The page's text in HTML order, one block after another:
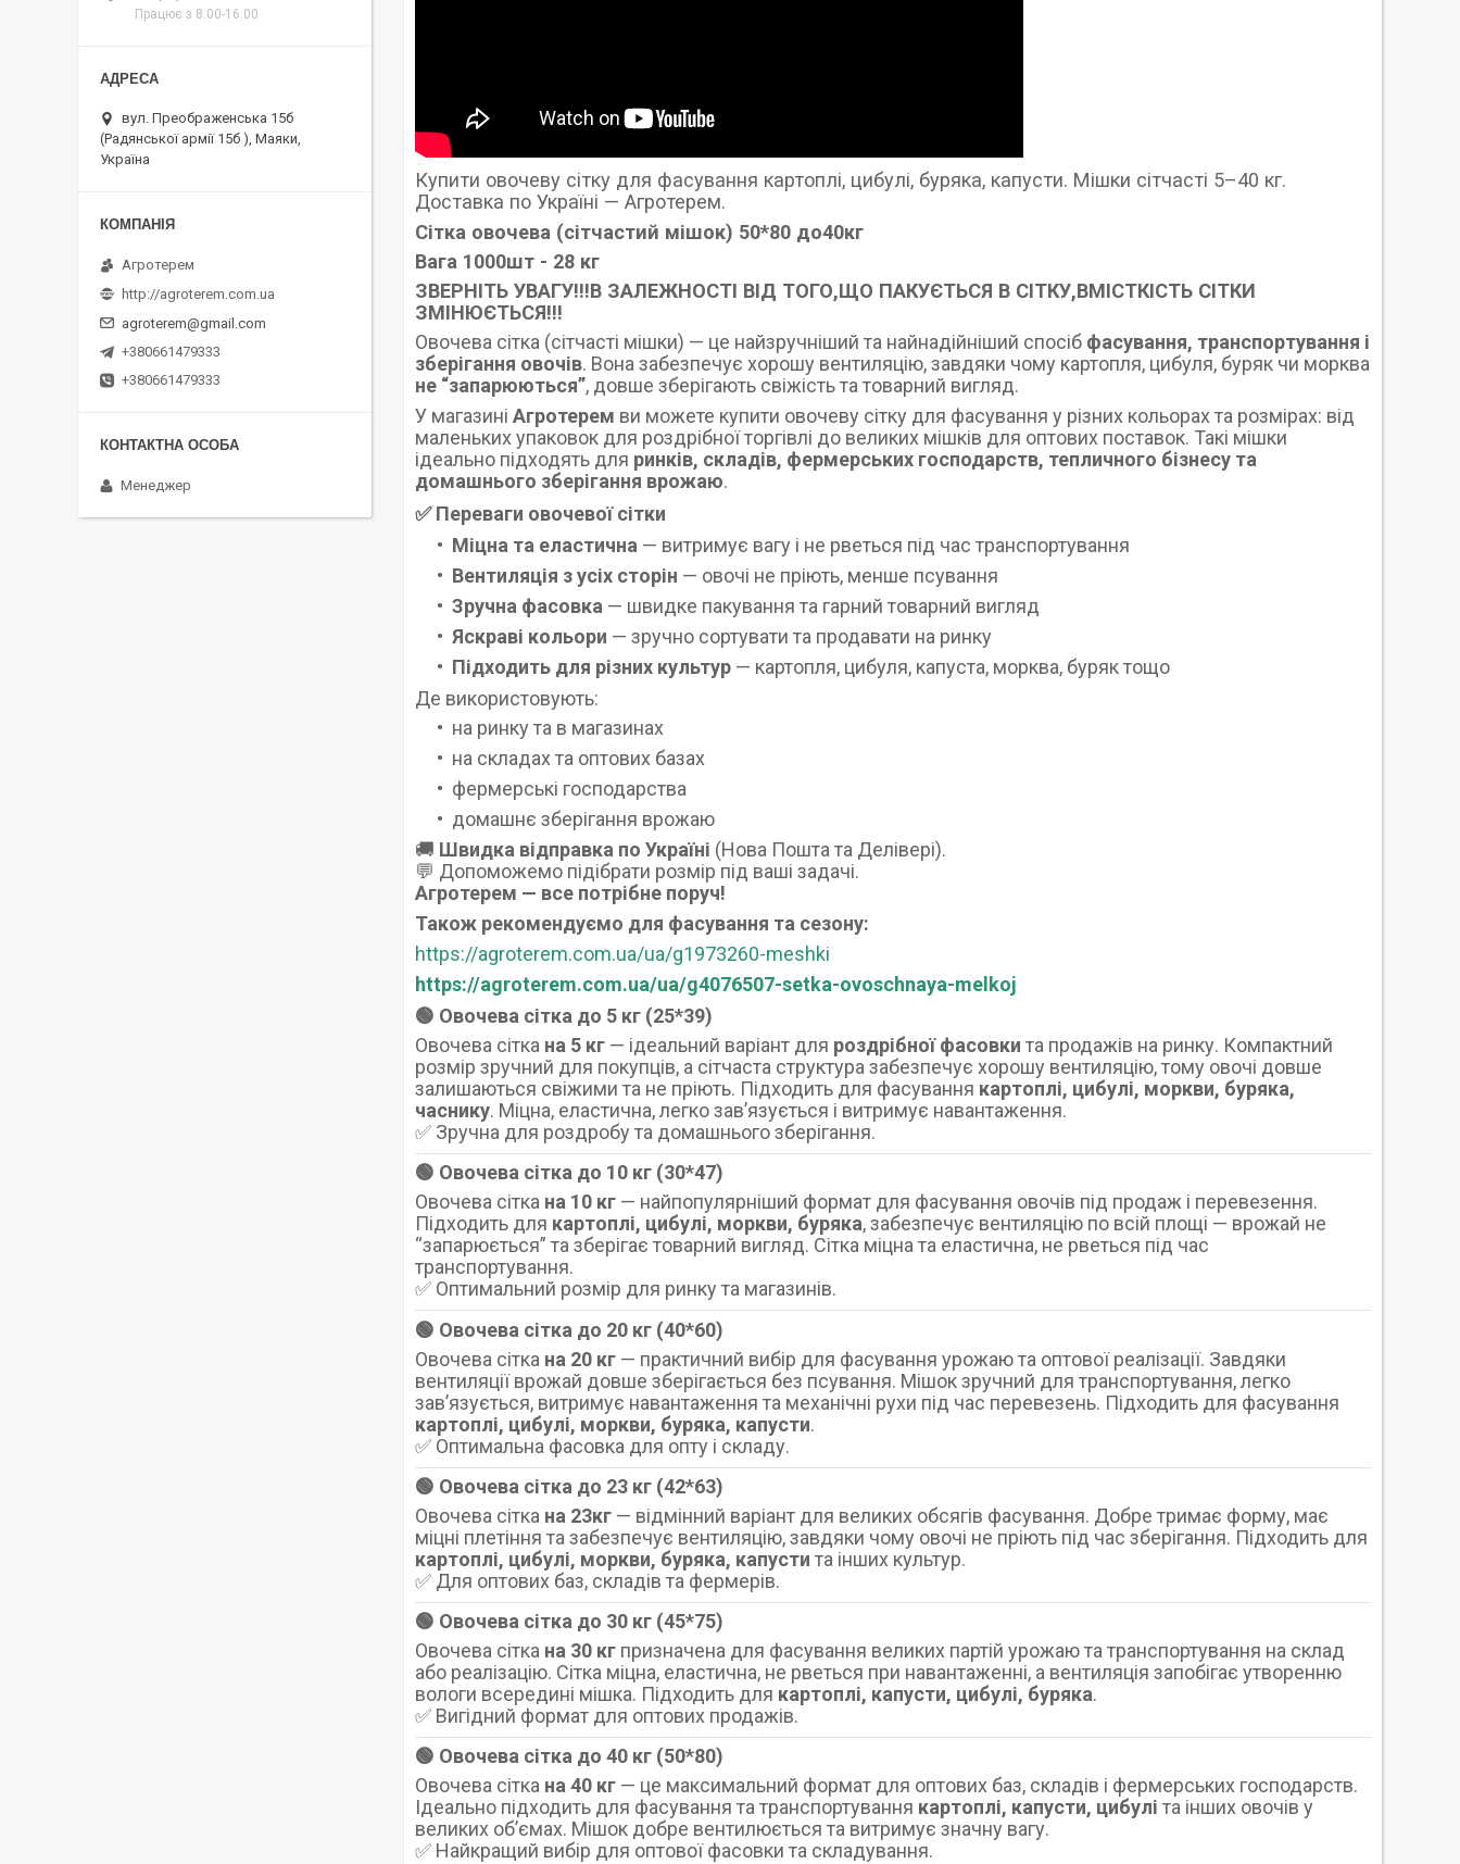
Купити овочеву сітку для фасування картоплі, цибулі, буряка, капусти. Мішки сітчасті 5–40 кг.
Доставка по Україні — Агротерем.
Сітка овочева (сітчастий мішок) 50*80 до40кг
Вага 1000шт - 28 кг
ЗВЕРНІТЬ УВАГУ!!!В ЗАЛЕЖНОСТІ ВІД ТОГО,ЩО ПАКУЄТЬСЯ В СІТКУ,ВМІСТКІСТЬ СІТКИ
ЗМІНЮЄТЬСЯ!!!
Овочева сітка (сітчасті мішки) — це найзручніший та найнадійніший спосіб фасування, транспортування і
зберігання овочів. Вона забезпечує хорошу вентиляцію, завдяки чому картопля, цибуля, буряк чи морква
не “запарюються”, довше зберігають свіжість та товарний вигляд.
У магазині Агротерем ви можете купити овочеву сітку для фасування у різних кольорах та розмірах: від
маленьких упаковок для роздрібної торгівлі до великих мішків для оптових поставок. Такі мішки
ідеально підходять для ринків, складів, фермерських господарств, тепличного бізнесу та
домашнього зберігання врожаю.
✅ Переваги овочевої сітки
Міцна та еластична — витримує вагу і не рветься під час транспортування
Вентиляція з усіх сторін — овочі не пріють, менше псування
Зручна фасовка — швидке пакування та гарний товарний вигляд
Яскраві кольори — зручно сортувати та продавати на ринку
Підходить для різних культур — картопля, цибуля, капуста, морква, буряк тощо
Де використовують:
на ринку та в магазинах
на складах та оптових базах
фермерські господарства
домашнє зберігання врожаю
🚚 Швидка відправка по Україні (Нова Пошта та Делівері).
💬 Допоможемо підібрати розмір під ваші задачі.
Агротерем — все потрібне поруч!
Також рекомендуємо для фасування та сезону:
https://agroterem.com.ua/ua/g1973260-meshki
https://agroterem.com.ua/ua/g4076507-setka-ovoschnaya-melkoj
🟢 Овочева сітка до 5 кг (25*39)
Овочева сітка на 5 кг — ідеальний варіант для роздрібної фасовки та продажів на ринку. Компактний
розмір зручний для покупців, а сітчаста структура забезпечує хорошу вентиляцію, тому овочі довше
залишаються свіжими та не пріють. Підходить для фасування картоплі, цибулі, моркви, буряка,
часнику. Міцна, еластична, легко зав’язується і витримує навантаження.
✅ Зручна для роздробу та домашнього зберігання.
🟢 Овочева сітка до 10 кг (30*47)
Овочева сітка на 10 кг — найпопулярніший формат для фасування овочів під продаж і перевезення.
Підходить для картоплі, цибулі, моркви, буряка, забезпечує вентиляцію по всій площі — врожай не
“запарюється” та зберігає товарний вигляд. Сітка міцна та еластична, не рветься під час
транспортування.
✅ Оптимальний розмір для ринку та магазинів.
🟢 Овочева сітка до 20 кг (40*60)
Овочева сітка на 20 кг — практичний вибір для фасування урожаю та оптової реалізації. Завдяки
вентиляції врожай довше зберігається без псування. Мішок зручний для транспортування, легко
зав’язується, витримує навантаження та механічні рухи під час перевезень. Підходить для фасування
картоплі, цибулі, моркви, буряка, капусти.
✅ Оптимальна фасовка для опту і складу.
🟢 Овочева сітка до 23 кг (42*63)
Овочева сітка на 23кг — відмінний варіант для великих обсягів фасування. Добре тримає форму, має
міцні плетіння та забезпечує вентиляцію, завдяки чому овочі не пріють під час зберігання. Підходить для
картоплі, цибулі, моркви, буряка, капусти та інших культур.
✅ Для оптових баз, складів та фермерів.
🟢 Овочева сітка до 30 кг (45*75)
Овочева сітка на 30 кг призначена для фасування великих партій урожаю та транспортування на склад
або реалізацію. Сітка міцна, еластична, не рветься при навантаженні, а вентиляція запобігає утворенню
вологи всередині мішка. Підходить для картоплі, капусти, цибулі, буряка.
✅ Вигідний формат для оптових продажів.
🟢 Овочева сітка до 40 кг (50*80)
Овочева сітка на 40 кг — це максимальний формат для оптових баз, складів і фермерських господарств.
Ідеально підходить для фасування та транспортування картоплі, капусти, цибулі та інших овочів у
великих об’ємах. Мішок добре вентилюється та витримує значну вагу.
✅ Найкращий вибір для оптової фасовки та складування.
Працює з 8:00-16:00
вул. Преображенська 15б
(Радянської армії 15б ), Маяки,
Україна
Агротерем
http://agroterem.com.ua
agroterem@gmail.com
+380661479333
+380661479333
Менеджер